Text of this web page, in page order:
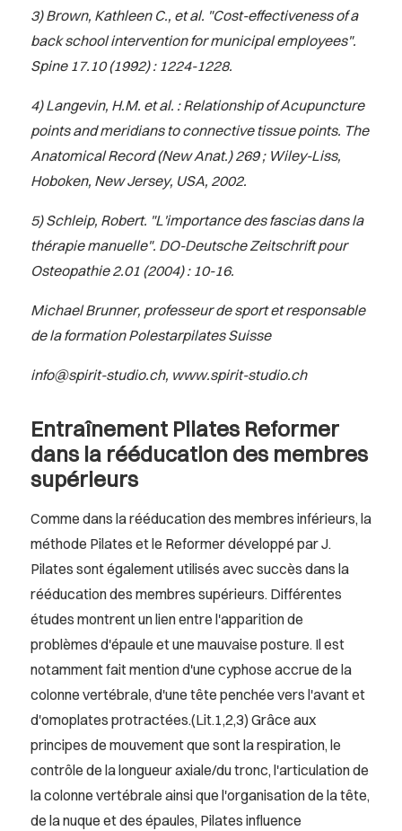
3) Brown, Kathleen C., et al. "Cost-effectiveness of a
back school intervention for municipal employees".
Spine 17.10 (1992) : 1224-1228.
4) Langevin, H.M. et al. : Relationship of Acupuncture
points and meridians to connective tissue points. The
Anatomical Record (New Anat.) 269 ; Wiley-Liss,
Hoboken, New Jersey, USA, 2002.
5) Schleip, Robert. "L'importance des fascias dans la
thérapie manuelle". DO-Deutsche Zeitschrift pour
Osteopathie 2.01 (2004) : 10-16.
Michael Brunner, professeur de sport et responsable
de la formation Polestarpilates Suisse
info@spirit-studio.ch, www.spirit-studio.ch
Entraînement Pilates Reformer
dans la rééducation des membres
supérieurs
Comme dans la rééducation des membres inférieurs, la
méthode Pilates et le Reformer développé par J.
Pilates sont également utilisés avec succès dans la
rééducation des membres supérieurs. Différentes
études montrent un lien entre l'apparition de
problèmes d'épaule et une mauvaise posture. Il est
notamment fait mention d'une cyphose accrue de la
colonne vertébrale, d'une tête penchée vers l'avant et
d'omoplates protractées.(Lit.1,2,3) Grâce aux
principes de mouvement que sont la respiration, le
contrôle de la longueur axiale/du tronc, l'articulation de
la colonne vertébrale ainsi que l'organisation de la tête,
de la nuque et des épaules, Pilates influence